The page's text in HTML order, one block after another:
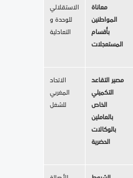
الاستقلالي
للوحدة و
التعادلية
معاناة
المواطنين
بأقسام
المستعجلات
الاتحاد
المغربي
للشغل
مصير التقاعد
التكميلي
الخاص
بالعاملين
بالوكالات
الحضرية